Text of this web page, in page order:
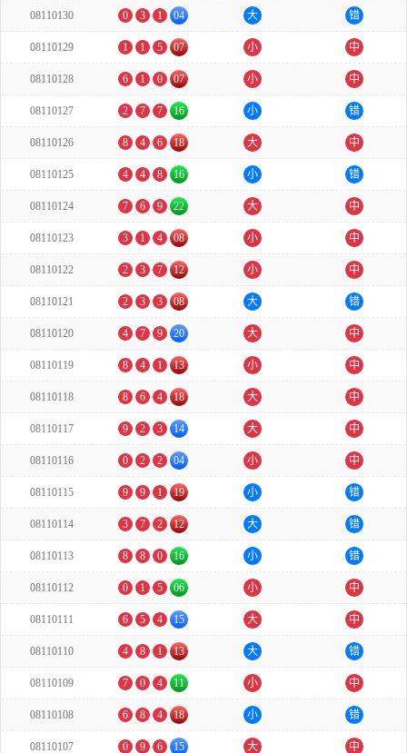
08110130 0 3 1 04 大 错
08110129 1 1 5 07 小 中
08110128 6 1 0 07 小 中
08110127 2 7 7 16 小 错
08110126 8 4 6 18 大 中
08110125 4 4 8 16 小 错
08110124 7 6 9 22 大 中
08110123 3 1 4 08 小 中
08110122 2 3 7 12 小 中
08110121 2 3 3 08 大 错
08110120 4 7 9 20 大 中
08110119 8 4 1 13 小 中
08110118 8 6 4 18 大 中
08110117 9 2 3 14 大 中
08110116 0 2 2 04 小 中
08110115 9 9 1 19 小 错
08110114 3 7 2 12 大 错
08110113 8 8 0 16 小 错
08110112 0 1 5 06 小 中
08110111 6 5 4 15 大 中
08110110 4 8 1 13 大 错
08110109 7 0 4 11 小 中
08110108 6 8 4 18 小 错
08110107 0 9 6 15 大 中